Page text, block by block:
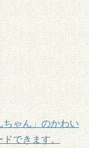
ゃん」のかわい
ドできます。